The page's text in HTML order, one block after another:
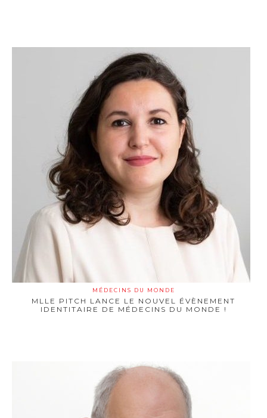
MÉDECINS DU MONDE
MLLE PITCH LANCE LE NOUVEL ÉVÈNEMENT
IDENTITAIRE DE MÉDECINS DU MONDE !